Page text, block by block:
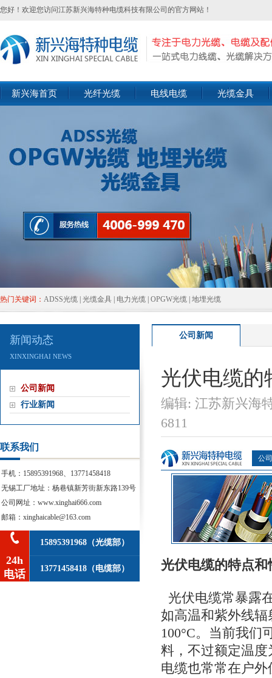
您好！欢迎您访问江苏新兴海特种电缆科技有限公司的官方网站！
新兴海首页 光纤光缆 电线电缆 光缆金具
热门关键词： ADSS光缆 光缆金具 电力光缆 OPGW光缆 地埋光缆
新闻动态
XINXINGHAINEWS
公司新闻
行业新闻
联系我们
手机：15895391968、13771458418
无锡工厂地址：杨巷镇新芳街新东路139号
公司网址：www.xinghai666.com
邮箱：xinghaicable@163.com
24h
电话
15895391968（光缆部）
13771458418（电缆部）
公司新闻
光伏电缆的
编辑:江苏新兴海
6811
公
光伏电缆的特点
光伏电缆常暴露
如高温和紫外线
100°C。当前我们
料，不过额定温度
电缆也常常在户